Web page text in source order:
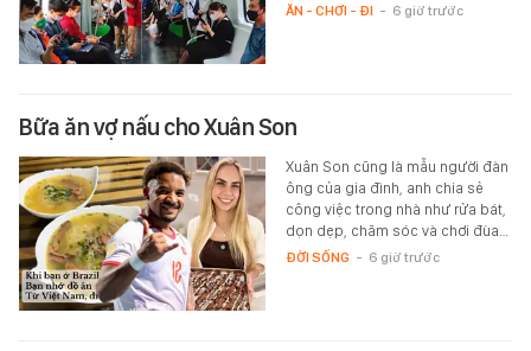
ĂN - CHƠI - ĐI - 6 giờ trước
Bữa ăn vợ nấu cho Xuân Son
Xuân Son cũng là mẫu người đàn
ông của gia đình, anh chia sẻ
công việc trong nhà như rửa bát,
dọn dẹp, chăm sóc và chơi đùa…
ĐỜI SỐNG - 6 giờ trước